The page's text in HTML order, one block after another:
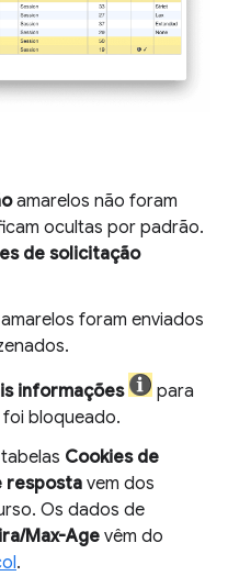
amarelos não foram
ocultas por padrão.
de solicitação
amarelos foram enviados
informações
para
bloqueado.
Cookies de
respostavem dos
Os dados de
Max-Agevêm do
.